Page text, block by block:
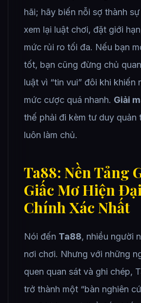
hãi; hãy biến nỗi sợ thành
xem lại luật chơi, đặt giới
mức rủi ro tối đa. Nếu bạn
tốt, bạn cũng đừng chủ
luật vì “tin vui” đôi khi khiến
mức cược quá nhanh. Giải
thế phải đi kèm tư duy
luôn làm chủ.
Ta88: Nền Tảng
Giấc Mơ Hiện
Chính Xác Nhất
Nói đến Ta88, nhiều người
nơi chơi. Nhưng với những
quen quan sát và ghi chép,
trở thành một “bàn nghiên